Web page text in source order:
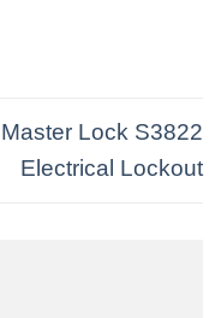
Master Lock S3822
Electrical Lockout